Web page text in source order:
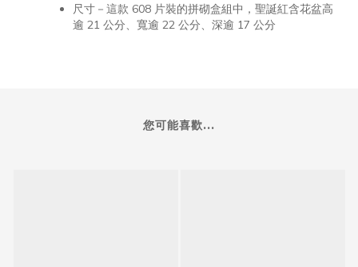
尺寸－這款 608 片裝的拼砌盒組中，聖誕紅含花盆高
逾 21 公分、寬逾 22 公分、深逾 17 公分
您可能喜歡...